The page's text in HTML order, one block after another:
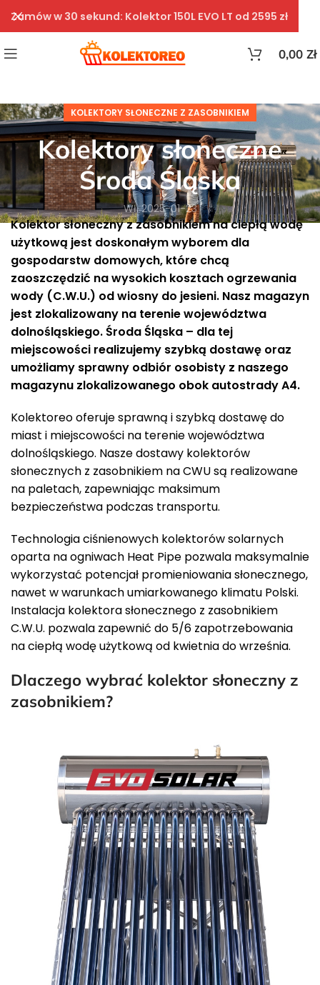
0,00 Zł
KOLEKTORY SŁONECZNE Z ZASOBNIKIEM
Kolektory słoneczne
Środa Śląska
Wł. 2025-01-23
Kolektor słoneczny z zasobnikiem na ciepłą wodę
użytkową jest doskonałym wyborem dla
gospodarstw domowych, które chcą
zaoszczędzić na wysokich kosztach ogrzewania
wody (C.W.U.) od wiosny do jesieni. Nasz magazyn
jest zlokalizowany na terenie województwa
dolnośląskiego. Środa Śląska – dla tej
miejscowości realizujemy szybką dostawę oraz
umożliamy sprawny odbiór osobisty z naszego
magazynu zlokalizowanego obok autostrady A4.
Kolektoreo oferuje sprawną i szybką dostawę do
miast i miejscowości na terenie województwa
dolnośląskiego. Nasze dostawy kolektorów
słonecznych z zasobnikiem na CWU są realizowane
na paletach, zapewniając maksimum
bezpieczeństwa podczas transportu.
Technologia ciśnienowych kolektorów solarnych
oparta na ogniwach Heat Pipe pozwala maksymalnie
wykorzystać potencjał promieniowania słonecznego,
nawet w warunkach umiarkowanego klimatu Polski.
Instalacja kolektora słonecznego z zasobnikiem
C.W.U. pozwala zapewnić do 5/6 zapotrzebowania
na ciepłą wodę użytkową od kwietnia do września.
Dlaczego wybrać kolektor słoneczny z
zasobnikiem?
Zamów w 30 sekund: Kolektor 150L EVO LT od 2595 zł